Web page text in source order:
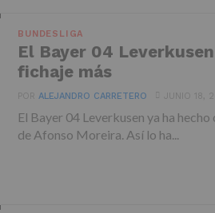
BUNDESLIGA
El Bayer 04
fichaje más
PORALEJANDRO CARRETERO JUNIO 18,
El Bayer 04 Leverkusen ya ha
de Afonso Moreira. Así lo ha...